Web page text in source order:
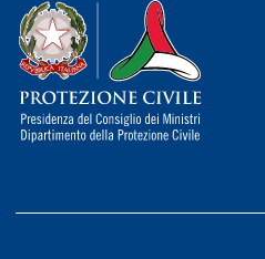
Dipartimento della